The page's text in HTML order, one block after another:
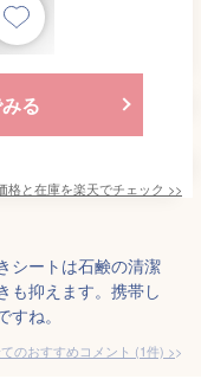
る
格と在庫を楽天でチェック >>
シートは石鹸の清潔
も抑えます。携帯し
ね。
のおすすめコメント (1件) >